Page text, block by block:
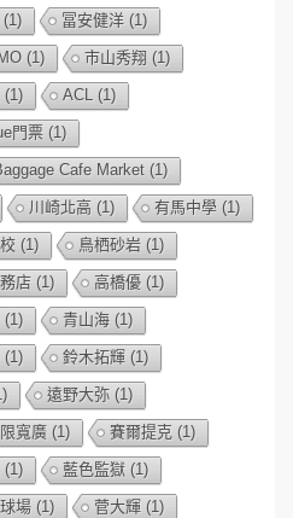
(1) 冨安健洋 (1)
(1) 市山秀翔 (1)
(1) ACL (1)
門票 (1)
Cafe Market (1)
川崎北高 (1) 有馬中學 (1)
(1) 鳥栖砂岩 (1)
店 (1) 高橋優 (1)
(1) 青山海 (1)
(1) 鈴木拓輝 (1)
遠野大弥 (1)
寬廣 (1) 賽爾提克 (1)
(1) 藍色監獄 (1)
場 (1) 菅大輝 (1)